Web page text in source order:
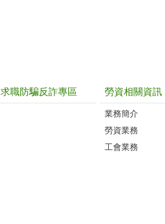
求職防騙反詐專區 勞資相關資訊
業務簡介
勞資業務
工會業務